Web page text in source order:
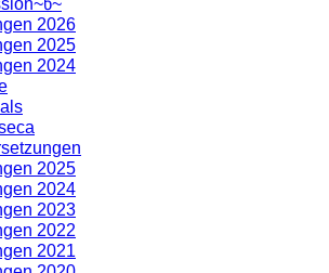
2026
2025
2024
2025
2024
2023
2022
2021